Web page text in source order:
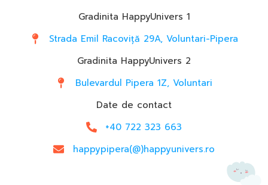
Gradinita HappyUnivers 1
Strada Emil Racoviță 29A, Voluntari-Pipera
Gradinita HappyUnivers 2
Bulevardul Pipera 1Z, Voluntari
Date de contact
+40 722 323 663
happypipera(@)happyunivers.ro